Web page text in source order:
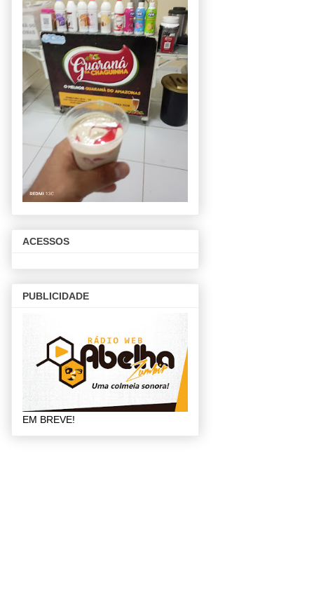
ACESSOS
PUBLICIDADE
EM BREVE!